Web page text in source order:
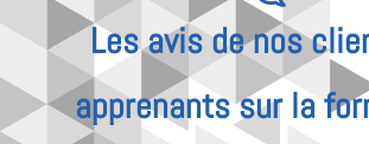
Les avis de nos
apprenants sur la